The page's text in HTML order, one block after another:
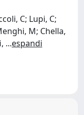
C; Lupi, C;
M; Chella,
...espandi